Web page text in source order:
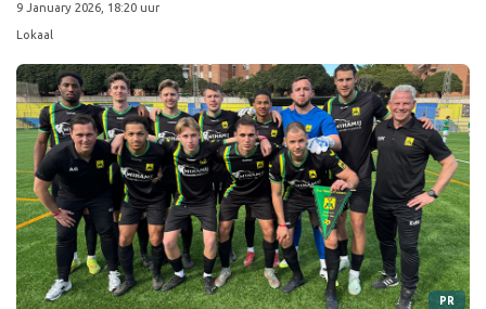
9 January 2026, 18:20 uur
Lokaal
PR